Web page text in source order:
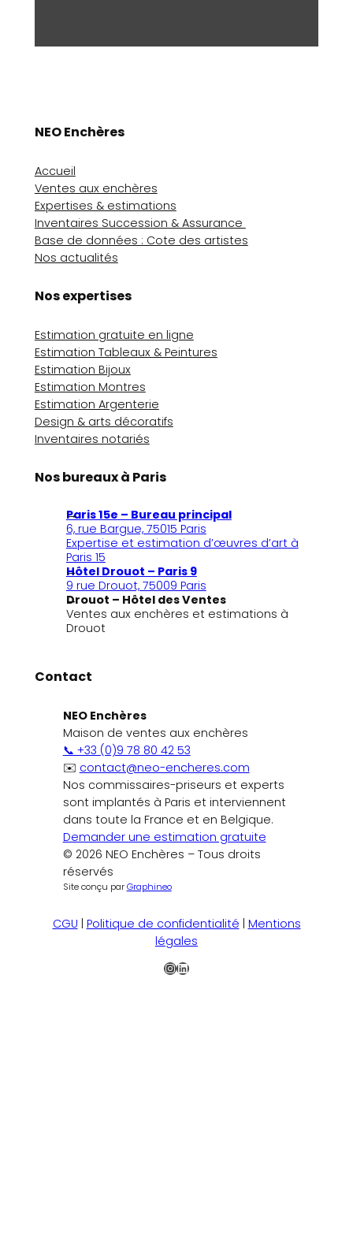
NEO Enchères
Accueil
Ventes aux enchères
Expertises & estimations
Inventaires Succession & Assurance
Base de données : Cote des artistes
Nos actualités
Nos expertises
Estimation gratuite en ligne
Estimation Tableaux & Peintures
Estimation Bijoux
Estimation Montres
Estimation Argenterie
Design & arts décoratifs
Inventaires notariés
Nos bureaux à Paris
Paris 15e – Bureau principal
6, rue Bargue, 75015 Paris
Expertise et estimation d’œuvres d’art à
Paris 15
Hôtel Drouot – Paris 9
9 rue Drouot, 75009 Paris
Drouot – Hôtel des Ventes
Ventes aux enchères et estimations à
Drouot
Contact
NEO Enchères
Maison de ventes aux enchères
📞 +33 (0)9 78 80 42 53
✉️ contact@neo-encheres.com
Nos commissaires-priseurs et experts
sont implantés à Paris et interviennent
dans toute la France et en Belgique.
Demander une estimation gratuite
© 2026 NEO Enchères – Tous droits
réservés
Site conçu parGraphineo
CGU Politique de confidentialité Mentions
légales
Instagram
LinkedIn